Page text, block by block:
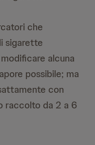
che
sigarette
alcuna
possibile; ma
con
raccolto da 2 a 6